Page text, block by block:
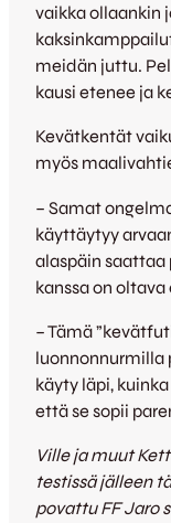
vaikka ollaankin
meidän juttu.
kausi etenee ja
Kevätkentät
myös
– Samat
käyttäytyy
alaspäin
kanssa on
– Tämä
luonnonnurmilla
käyty läpi,
että se sopii
Ville ja muut
testissä jälleen
povattu FF Jaro